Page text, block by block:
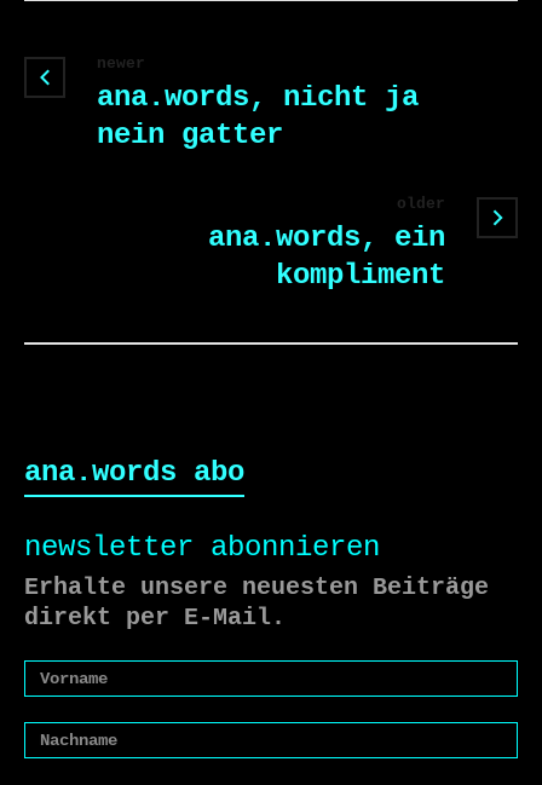
newer
ana.words, nicht ja
nein gatter
older
ana.words, ein
kompliment
ana.words abo
newsletter abonnieren
Erhalte unsere neuesten Beiträge
direkt per E-Mail.